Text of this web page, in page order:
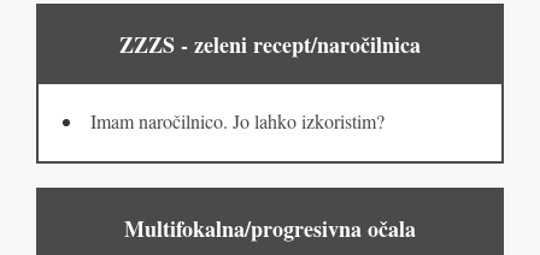
ZZZS - zeleni recept/naročilnica
Imam naročilnico. Jo lahko izkoristim?
Multifokalna/progresivna očala